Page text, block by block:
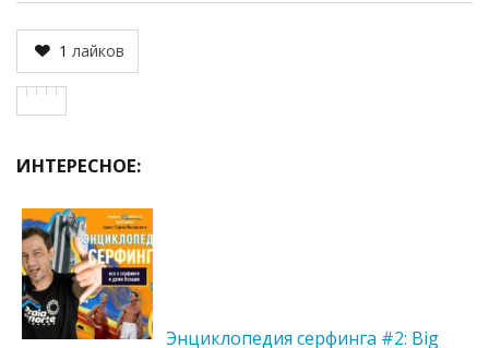
1 лайков
ИНТЕРЕСНОЕ:
Энциклопедия серфинга #2: Big